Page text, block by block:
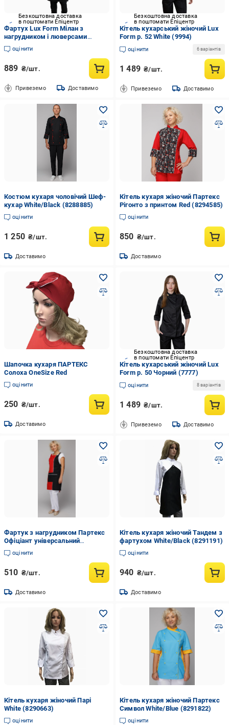
Безкоштовна доставка
в поштомати Епіцентр
Фартух Lux Form Мілан з
нагрудником і люверсами
Чорний (1221)
оцінити
889 ₴/шт.
Привеземо Доставимо
Безкоштовна доставка
в поштомати Епіцентр
Кітель кухарський жіночий Lux
Form р. 52 White (9994)
оцінити 6 варіантів
1 489 ₴/шт.
Привеземо Доставимо
Костюм кухаря чоловічий Шеф-
кухар White/Black (8288885)
оцінити
1 250 ₴/шт.
Доставимо
Кітель кухаря жіночий Партекс
Рігонто з принтом Red (8294585)
оцінити
850 ₴/шт.
Доставимо
Шапочка кухаря ПАРТЕКС
Солоха OneSize Red
оцінити
250 ₴/шт.
Доставимо
Безкоштовна доставка
в поштомати Епіцентр
Кітель кухарський жіночий Lux
Form р. 50 Чорний (7777)
оцінити 8 варіантів
1 489 ₴/шт.
Привеземо Доставимо
Фартук з нагрудником Партекс
Офіціант універсальний
Black/Red
оцінити
510 ₴/шт.
Доставимо
Кітель кухаря жіночий Тандем з
фартухом White/Black (8291191)
оцінити
940 ₴/шт.
Доставимо
Кітель кухаря жіночий Парі
White (8290663)
оцінити
Кітель кухаря жіночий Партекс
Символ White/Blue (8291822)
оцінити